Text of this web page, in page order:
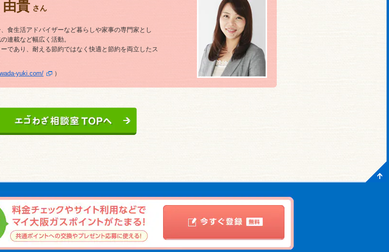
貴 さん
食生活アドバイザーなど暮らしや家事の専門家とし
連載など幅広く活動。
であり、耐える節約ではなく快適と節約を両立したス
yuki.com/ ）